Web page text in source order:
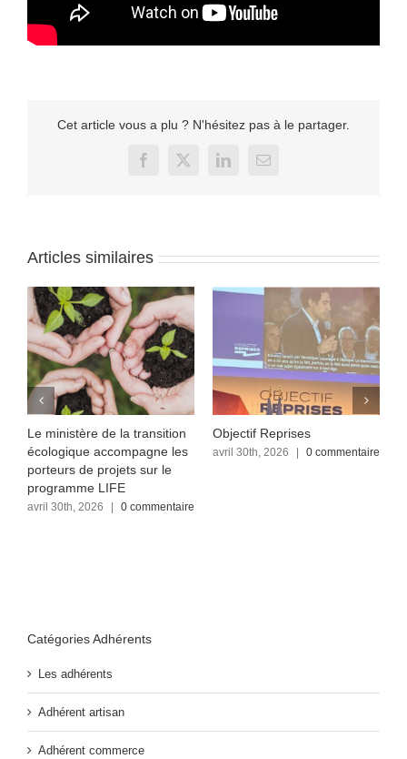
Cet article vous a plu ? N'hésitez pas à le partager.
Facebook
X LinkedInEmail
Articles similaires
Le ministère de la transition
écologique accompagne les
porteurs de projets sur le
programme LIFE
avril 30th, 2026 | 0 commentaire
Objectif Reprises
avril 30th, 2026 | 0 commentaire
Catégories Adhérents
Les adhérents
Adhérent artisan
Adhérent commerce